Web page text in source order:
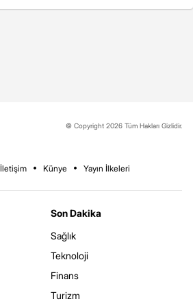
© Copyright 2026 Tüm Hakları Gizlidir.
İletişim Künye Yayın İlkeleri
Son Dakika
Sağlık
Teknoloji
Finans
Turizm